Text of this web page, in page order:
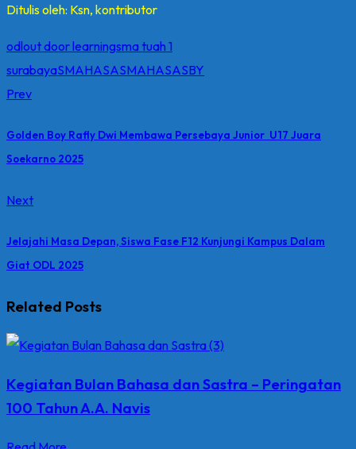
Ditulis oleh: Ksn, kontributor
odlout door learningsma tuah 1
surabayaSMAHASASMAHASASBY
Prev
Golden Boy Rafly Dwi Membawa Persebaya Junior U17 Juara
Soekarno 2025
Next
Jelajahi Masa Depan, Siswa Fase F12 Kunjungi Kampus Dalam
Giat ODL 2025
Related Posts
Kegiatan Bulan Bahasa dan Sastra – Peringatan
100 Tahun A.A. Navis